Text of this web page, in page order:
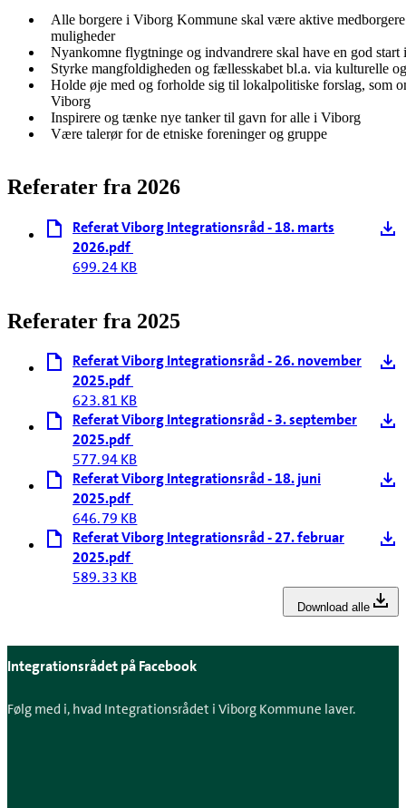
Alle borgere i Viborg Kommune skal være aktive
muligheder
Nyankomne flygtninge og indvandrere skal have en god
Styrke mangfoldigheden og fællesskabet bl.a. via kulturelle
Holde øje med og forholde sig til lokalpolitiske forslag, som
Viborg
Inspirere og tænke nye tanker til gavn for alle i Viborg
Være talerør for de etniske foreninger og gruppe
Referater fra 2026
Referat Viborg Integrationsråd - 18. marts
2026.pdf
699.24 KB
Referater fra 2025
Referat Viborg Integrationsråd - 26. november
2025.pdf
623.81 KB
Referat Viborg Integrationsråd - 3. september
2025.pdf
577.94 KB
Referat Viborg Integrationsråd - 18. juni
2025.pdf
646.79 KB
Referat Viborg Integrationsråd - 27. februar
2025.pdf
589.33 KB
Download alle
Integrationsrådet på Facebook
Følg med i, hvad Integrationsrådet i Viborg Kommune laver.